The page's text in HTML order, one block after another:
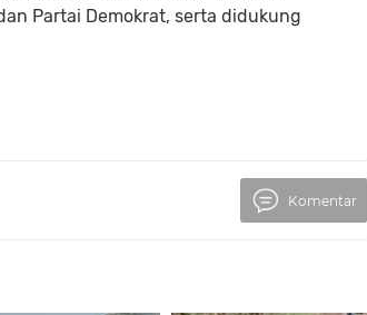
Partai Demokrat, serta didukung
Komentar